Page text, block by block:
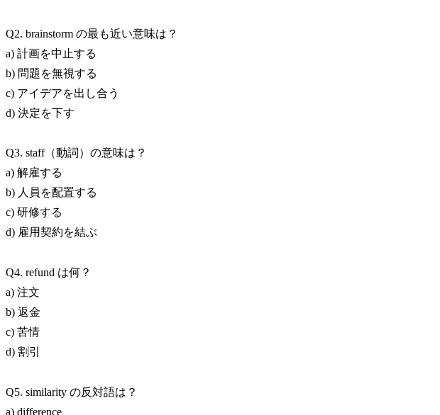
Q2. brainstorm の最も近い意味は？
a) 計画を中止する
b) 問題を無視する
c) アイデアを出し合う
d) 決定を下す
Q3. staff（動詞）の意味は？
a) 解雇する
b) 人員を配置する
c) 研修する
d) 雇用契約を結ぶ
Q4. refund は何？
a) 注文
b) 返金
c) 苦情
d) 割引
Q5. similarity の反対語は？
a) difference